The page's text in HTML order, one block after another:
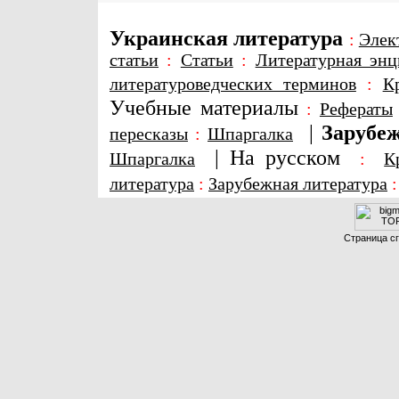
Украинская литература :
статьи : Статьи: Литературная
литературоведческих терминов:
Учебные материалы : Рефераты
пересказы : Шпаргалка |
Шпаргалка | На русском :
литература : Зарубежная литература
Страница